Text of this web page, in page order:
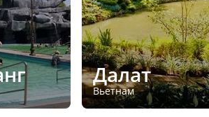
Далат
Вьетнам